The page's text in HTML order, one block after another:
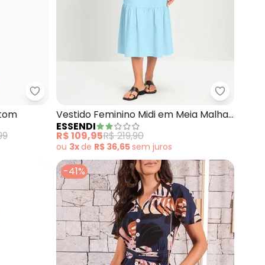
Moda Evangélica
Quintess - Vestido (Marinho) em MoletomEssendi -
Vestido Feminino Midi em Meia Malha
(Azul)
ESSENDI
R$ 109,95R$ 219,90
ou 3xde R$ 36,65sem juros
-41%